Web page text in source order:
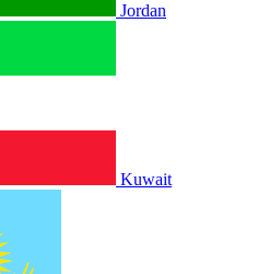
Jordan
Kuwait